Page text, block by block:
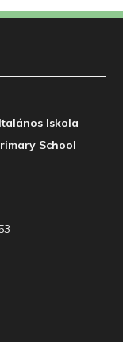
Iskola
School